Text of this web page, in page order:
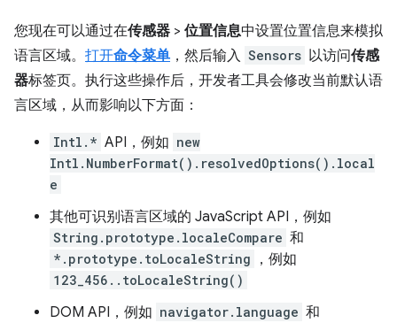
您现在可以通过在传感器 > 位置信息中设置位置信息来模拟
语言区域。 打开命令菜单 ，然后输入 Sensors 以访问传感
器标签页。执行这些操作后，开发者工具会修改当前默认语
言区域，从而影响以下方面：
Intl.* API，例如 new
Intl.NumberFormat().resolvedOptions().local
e
其他可识别语言区域的 JavaScript API，例如
String.prototype.localeCompare 和
*.prototype.toLocaleString ，例如
123_456..toLocaleString()
DOM API，例如 navigator.language 和